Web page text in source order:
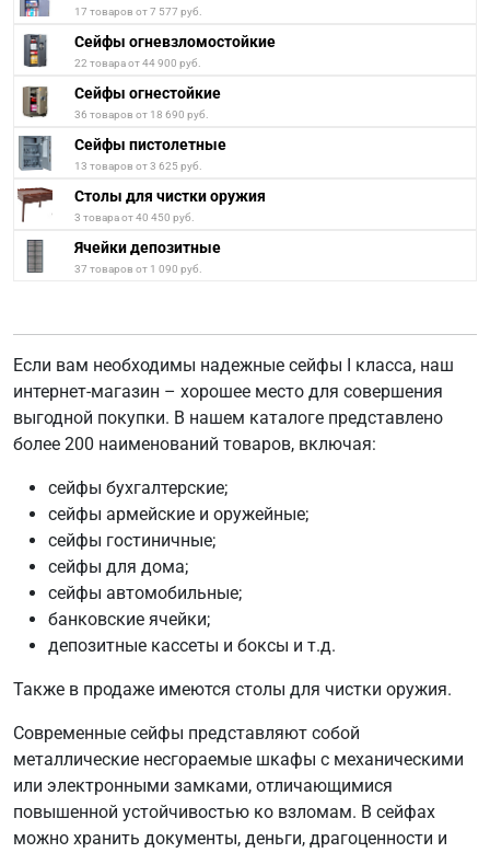
17 товаров от 7 577 руб.
Сейфы огневзломостойкие
22 товара от 44 900 руб.
Сейфы огнестойкие
36 товаров от 18 690 руб.
Сейфы пистолетные
13 товаров от 3 625 руб.
Столы для чистки оружия
3 товара от 40 450 руб.
Ячейки депозитные
37 товаров от 1 090 руб.
Если вам необходимы надежные сейфы I класса, наш
интернет-магазин – хорошее место для совершения
выгодной покупки. В нашем каталоге представлено
более 200 наименований товаров, включая:
сейфы бухгалтерские;
сейфы армейские и оружейные;
сейфы гостиничные;
сейфы для дома;
сейфы автомобильные;
банковские ячейки;
депозитные кассеты и боксы и т.д.
Также в продаже имеются столы для чистки оружия.
Современные сейфы представляют собой
металлические несгораемые шкафы с механическими
или электронными замками, отличающимися
повышенной устойчивостью ко взломам. В сейфах
можно хранить документы, деньги, драгоценности и